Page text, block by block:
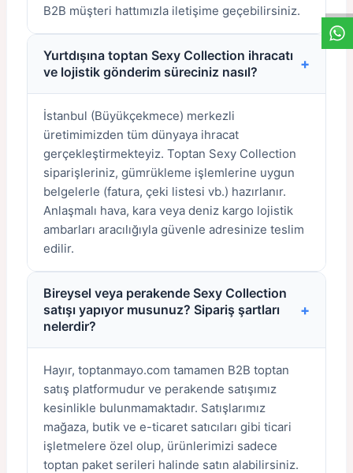
B2B müşteri hattımızla iletişime geçebilirsiniz.
Yurtdışına toptan Sexy Collection ihracatı
ve lojistik gönderim süreciniz nasıl?
+
İstanbul (Büyükçekmece) merkezli
üretimimizden tüm dünyaya ihracat
gerçekleştirmekteyiz. Toptan Sexy Collection
siparişleriniz, gümrükleme işlemlerine uygun
belgelerle (fatura, çeki listesi vb.) hazırlanır.
Anlaşmalı hava, kara veya deniz kargo lojistik
ambarları aracılığıyla güvenle adresinize teslim
edilir.
Bireysel veya perakende Sexy Collection
satışı yapıyor musunuz? Sipariş şartları
nelerdir?
+
Hayır, toptanmayo.com tamamen B2B toptan
satış platformudur ve perakende satışımız
kesinlikle bulunmamaktadır. Satışlarımız
mağaza, butik ve e-ticaret satıcıları gibi ticari
işletmelere özel olup, ürünlerimizi sadece
toptan paket serileri halinde satın alabilirsiniz.